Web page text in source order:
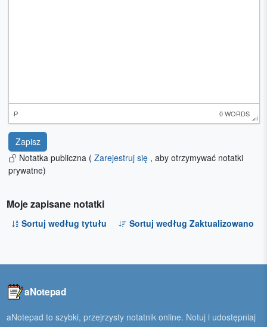
P 0 WORDS
Notatka publiczna ( Zarejestruj się, aby otrzymywać notatki
prywatne)
Moje zapisane notatki
Sortuj według tytułu Sortuj według Zaktualizowano
aNotepad
aNotepad to szybki, przejrzysty notatnik online. Notuj i udostępniaj